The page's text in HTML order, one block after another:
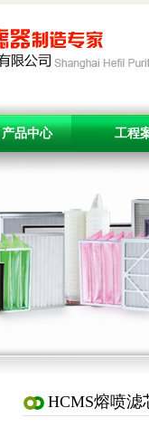
产品中心 工程
HCMS熔喷滤